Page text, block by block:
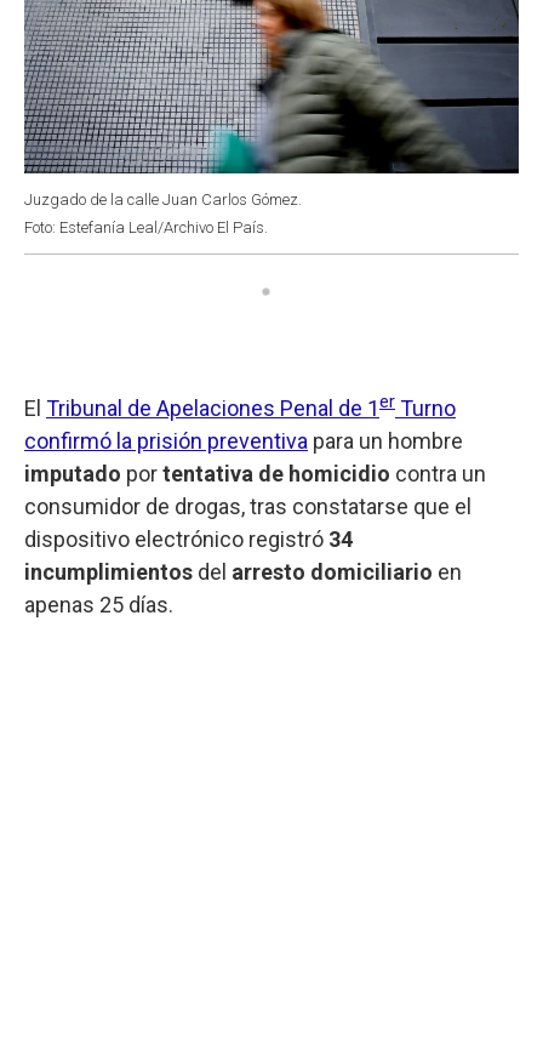
Juzgado de la calle Juan Carlos Gómez.
Foto: Estefanía Leal/Archivo El País.
El Tribunal de Apelaciones Penal de 1er Turno
confirmó la prisión preventiva para un hombre
imputado portentativa de homicidio contra un
consumidor de drogas, tras constatarse que el
dispositivo electrónico registró 34
incumplimientos del arresto domiciliario en
apenas 25 días.